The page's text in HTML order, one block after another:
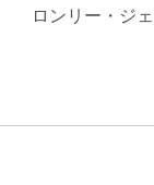
ロンリー・ジ